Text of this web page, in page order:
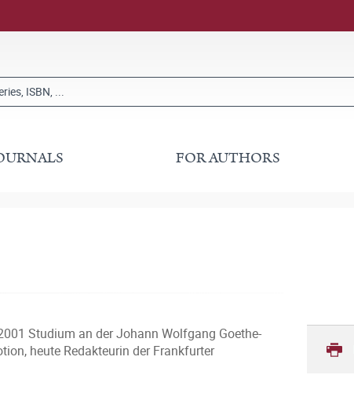
FOR AUTHORS
Studium an der Johann Wolfgang Goethe-
heute Redakteurin der Frankfurter